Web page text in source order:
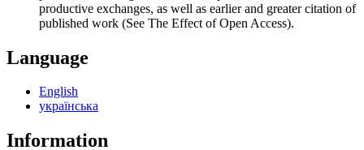
productive exchanges, as well as earlier and greater citation of
published work (See The Effect of Open Access).
Language
English
українська
Information